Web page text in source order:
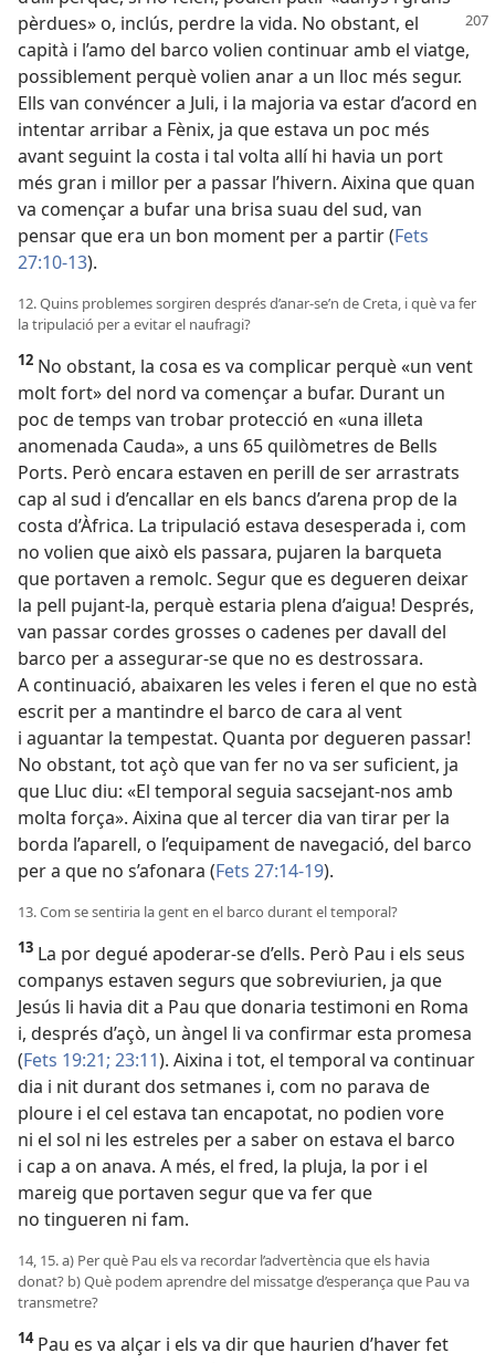
pèrdues» o, inclús, perdre la vida. No obstant, el
capità i l’amo del barco volien continuar amb el viatge,
possiblement perquè volien anar a un lloc més segur.
Ells van convéncer a Juli, i la majoria va estar d’acord en
intentar arribar a Fènix, ja que estava un poc més
avant seguint la costa i tal volta allí hi havia un port
més gran i millor per a passar l’hivern. Aixina que quan
va començar a bufar una brisa suau del sud, van
pensar que era un bon moment per a partir (Fets
27:10-13).
12. Quins problemes sorgiren després d’anar-se’n de Creta, i què va fer
la tripulació per a evitar el naufragi?
12 No obstant, la cosa es va complicar perquè «un vent
molt fort» del nord va començar a bufar. Durant un
poc de temps van trobar protecció en «una illeta
anomenada Cauda», a uns 65 quilòmetres de Bells
Ports. Però encara estaven en perill de ser arrastrats
cap al sud i d’encallar en els bancs d’arena prop de la
costa d’Àfrica. La tripulació estava desesperada i, com
no volien que això els passara, pujaren la barqueta
que portaven a remolc. Segur que es degueren deixar
la pell pujant-la, perquè estaria plena d’aigua! Després,
van passar cordes grosses o cadenes per davall del
barco per a assegurar-se que no es destrossara.
A continuació, abaixaren les veles i feren el que no està
escrit per a mantindre el barco de cara al vent
i aguantar la tempestat. Quanta por degueren passar!
No obstant, tot açò que van fer no va ser suficient, ja
que Lluc diu: «El temporal seguia sacsejant-nos amb
molta força». Aixina que al tercer dia van tirar per la
borda l’aparell, o l’equipament de navegació, del barco
per a que no s’afonara (Fets 27:14-19).
13. Com se sentiria la gent en el barco durant el temporal?
13 La por degué apoderar-se d’ells. Però Pau i els seus
companys estaven segurs que sobreviurien, ja que
Jesús li havia dit a Pau que donaria testimoni en Roma
i, després d’açò, un àngel li va confirmar esta promesa
(Fets 19:21; 23:11). Aixina i tot, el temporal va continuar
dia i nit durant dos setmanes i, com no parava de
ploure i el cel estava tan encapotat, no podien vore
ni el sol ni les estreles per a saber on estava el barco
i cap a on anava. A més, el fred, la pluja, la por i el
mareig que portaven segur que va fer que
no tingueren ni fam.
14, 15. a) Per què Pau els va recordar l’advertència que els havia
donat? b) Què podem aprendre del missatge d’esperança que Pau va
transmetre?
14Pau es va alçar i els va dir que haurien d’haver fet